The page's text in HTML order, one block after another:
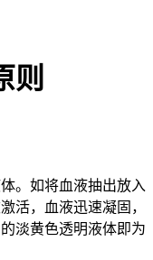
则
。如将血液抽出放入
活，血液迅速凝固，
淡黄色透明液体即为